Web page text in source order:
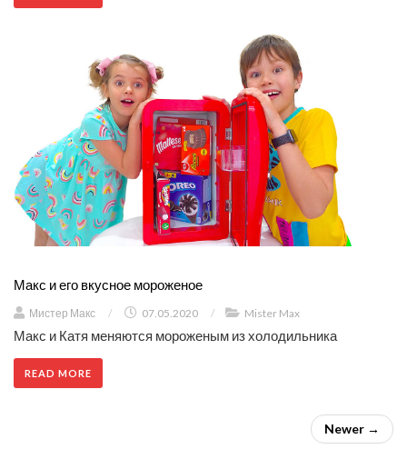
Макс и его вкусное мороженое
Мистер Макс / 07.05.2020 / Mister Max
Макс и Катя меняются мороженым из холодильника
READ MORE
Newer →